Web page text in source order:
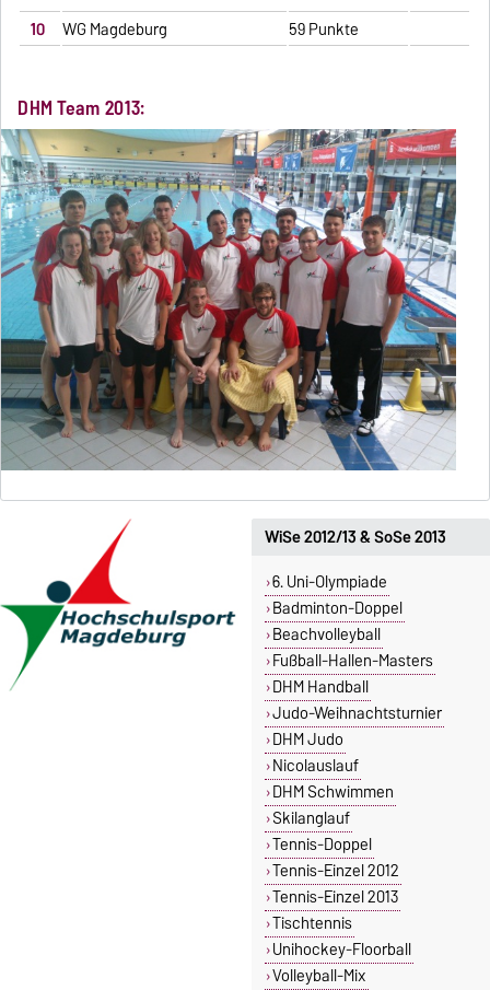
10 WG Magdeburg 59 Punkte
DHM Team 2013:
WiSe 2012/13 & SoSe 2013
6. Uni-Olympiade
Badminton-Doppel
Beachvolleyball
Fußball-Hallen-Masters
DHM Handball
Judo-Weihnachtsturnier
DHM Judo
Nicolauslauf
DHM Schwimmen
Skilanglauf
Tennis-Doppel
Tennis-Einzel 2012
Tennis-Einzel 2013
Tischtennis
Unihockey-Floorball
Volleyball-Mix